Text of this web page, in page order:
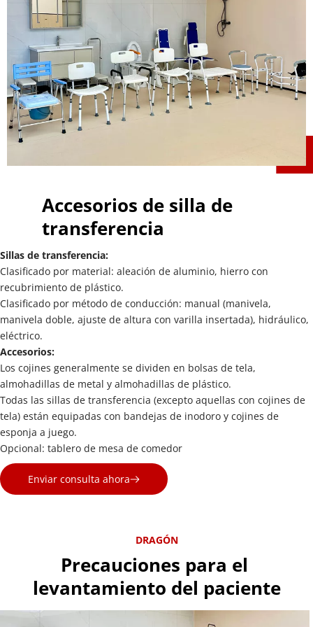
Accesorios de silla de
transferencia
Sillas de transferencia:
Clasificado por material: aleación de aluminio, hierro con
recubrimiento de plástico.
Clasificado por método de conducción: manual (manivela,
manivela doble, ajuste de altura con varilla insertada), hidráulico,
eléctrico.
Accesorios:
Los cojines generalmente se dividen en bolsas de tela,
almohadillas de metal y almohadillas de plástico.
Todas las sillas de transferencia (excepto aquellas con cojines de
tela) están equipadas con bandejas de inodoro y cojines de
esponja a juego.
Opcional: tablero de mesa de comedor
Enviar consulta ahora
DRAGÓN
Precauciones para el
levantamiento del paciente